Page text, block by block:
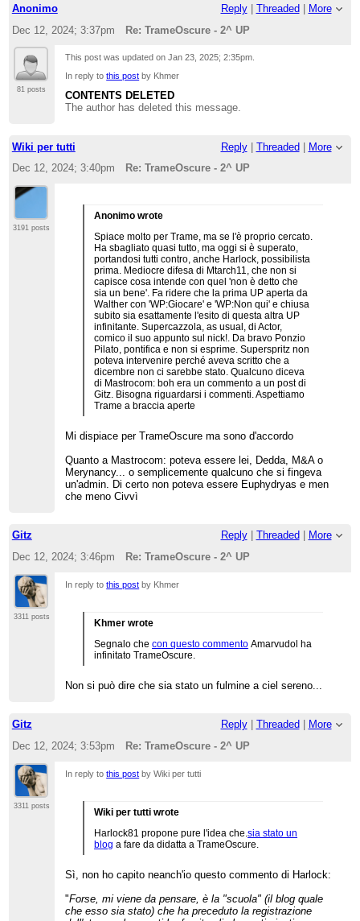
Anonimo Reply| Threaded | More
Dec 12, 2024; 3:37pm
Re: TrameOscure - 2^ UP
81 posts
This post was updated onJan 23, 2025; 2:35pm.
In reply tothis post by Khmer
CONTENTS DELETED
The author has deleted this message.
Wiki per tutti Reply| Threaded | More
Dec 12, 2024; 3:40pm
Re: TrameOscure - 2^ UP
3191 posts
Anonimo wrote
Spiace molto per Trame, ma se l'è proprio cercato.
Ha sbagliato quasi tutto, ma oggi si è superato,
portandosi tutti contro, anche Harlock, possibilista
prima. Mediocre difesa di Mtarch11, che non si
capisce cosa intende con quel 'non è detto che
sia un bene'. Fa ridere che la prima UP aperta da
Walther con 'WP:Giocare' e 'WP:Non qui' e chiusa
subito sia esattamente l'esito di questa altra UP
infinitante. Supercazzola, as usual, di Actor,
comico il suo appunto sul nick!. Da bravo Ponzio
Pilato, pontifica e non si esprime. Superspritz non
poteva intervenire perché aveva scritto che a
dicembre non ci sarebbe stato. Qualcuno diceva
di Mastrocom: boh era un commento a un post di
Gitz. Bisogna riguardarsi i commenti. Aspettiamo
Trame a braccia aperte
Mi dispiace per TrameOscure ma sono d'accordo
Quanto a Mastrocom: poteva essere lei, Dedda, M&A o
Merynancy... o semplicemente qualcuno che si fingeva
un'admin. Di certo non poteva essere Euphydryas e men
che meno Civvì
Gitz Reply| Threaded
More
Dec 12, 2024; 3:46pm
Re: TrameOscure - 2^ UP
3311 posts
In reply tothis post by Khmer
Khmer wrote
Segnalo checon questo commento Amarvudol ha
infinitato TrameOscure.
Non si può dire che sia stato un fulmine a ciel sereno...
Gitz Reply| Threaded
More
Dec 12, 2024; 3:53pm
Re: TrameOscure - 2^ UP
3311 posts
In reply tothis post by Wiki per tutti
Wiki per tutti wrote
Harlock81 propone pure l'idea che.sia stato un
blog a fare da didatta a TrameOscure.
Sì, non ho capito neanch'io questo commento di Harlock:
"Forse, mi viene da pensare, è la "scuola" (il blog quale
che esso sia stato) che ha preceduto la registrazione